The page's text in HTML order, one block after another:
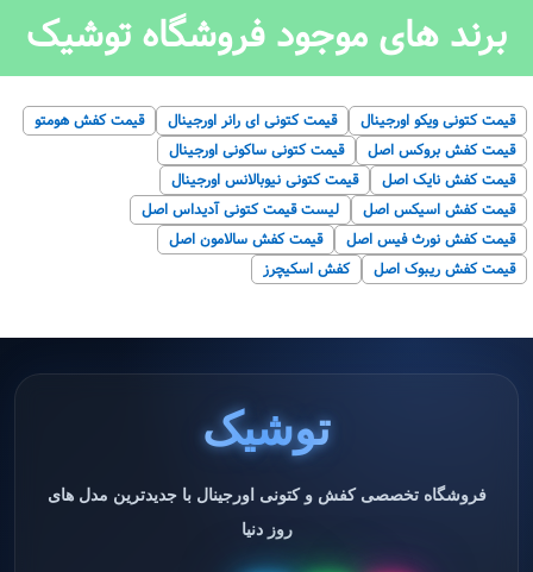
برند های موجود فروشگاه توشیک
قیمت کتونی ویکو اورجینال قیمت کتونی ای رانر اورجینال
قیمت کفش هومتو
قیمت کفش بروکس اصل
قیمت کتونی ساکونی اورجینال
قیمت کفش نایک اصل
قیمت کتونی نیوبالانس اورجینال
قیمت کفش اسیکس اصل
لیست قیمت کتونی آدیداس اصل
قیمت کفش نورث فیس اصل
قیمت کفش سالامون اصل
قیمت کفش ریبوک اصل
کفش اسکیچرز
توشیک
فروشگاه تخصصی کفش و کتونی اورجینال با جدیدترین مدل های
روز دنیا